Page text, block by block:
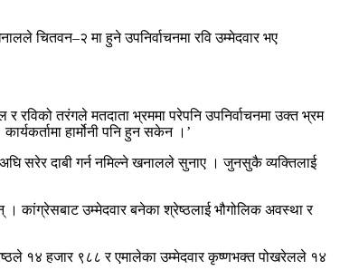
चितवन–२ मा हुने उपनिर्वाचनमा रवि उम्मेदवार भए
रविको तरंगले मतदाता भ्रममा परेपनि उपनिर्वाचनमा उक्त भ्रम
हार्मोनी पनि हुन सकेन ।’
सरेर दाबी गर्न नमिल्ने खनालले सुनाए । जुनसुकै व्यक्तिलाई
। कांग्रेसबाट उम्मेदवार बनेका श्रेष्ठलाई भौगोलिक अवस्था र
१४ हजार ९८८ र एमालेका उम्मेदवार कृष्णभक्त पोखरेलले १४